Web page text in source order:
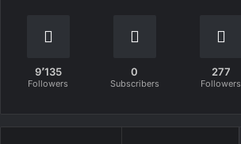
277
Followers
0
Subscribers
9٬135
Followers